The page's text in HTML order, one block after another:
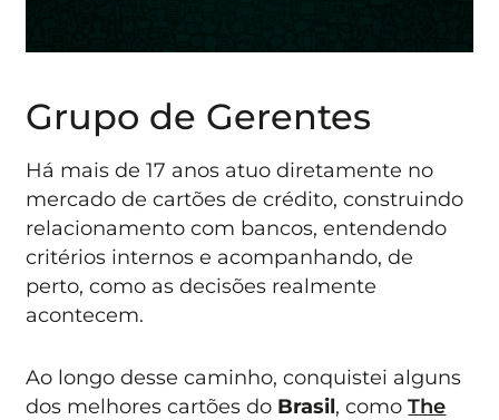
Grupo de Gerentes
Há mais de 17 anos atuo diretamente no
mercado de cartões de crédito, construindo
relacionamento com bancos, entendendo
critérios internos e acompanhando, de
perto, como as decisões realmente
acontecem.
Ao longo desse caminho, conquistei alguns
dos melhores cartões do Brasil, comoThe